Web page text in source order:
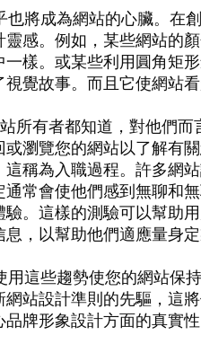
將成為網站的心臟。在
感。例如，某些網站的
樣。或某些利用圓角矩
覺故事。而且它使網站
所有者都知道，對他們而
瀏覽您的網站以了解有
稱為入職過程。許多網
常會使他們感到無聊和
。這樣的測驗可以幫助用
，以幫助他們適應量身
這些趨勢使您的網站保
站設計準則的先驅，這
牌形象設計方面的真實性